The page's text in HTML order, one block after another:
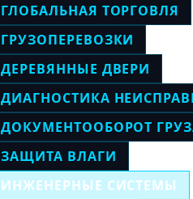
ГЛОБАЛЬНАЯ ТОРГОВЛЯ
ГРУЗОПЕРЕВОЗКИ
ДЕРЕВЯННЫЕ ДВЕРИ
ДИАГНОСТИКА
ДОКУМЕНТООБОРОТ
ЗАЩИТА ВЛАГИ
ИНЖЕНЕРНЫЕ СИСТЕМЫ